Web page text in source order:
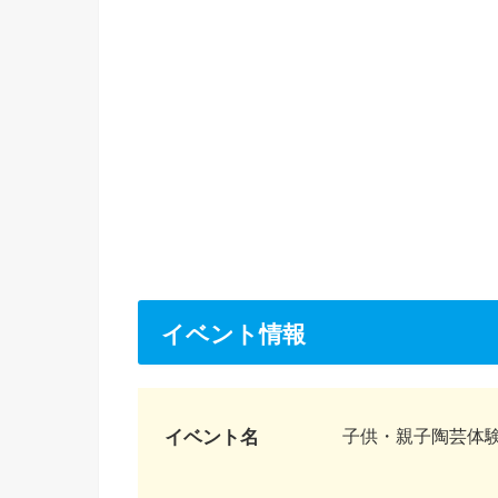
イベント情報
イベント名 子供・親子陶芸体